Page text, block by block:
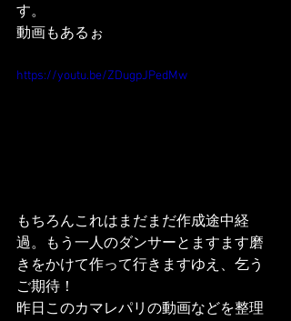
す。
動画もあるぉ
https://youtu.be/ZDugpJPedMw
もちろんこれはまだまだ作成途中経
過。もう一人のダンサーとますます磨
きをかけて作って行きますゆえ、乞う
ご期待！
昨日このカマレパリの動画などを整理